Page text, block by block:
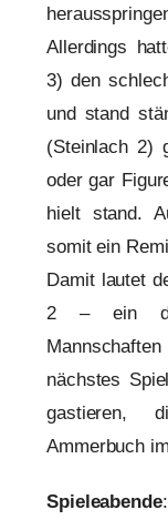
Allerdings
3) den
und stand
(Steinlach 2)
oder gar
hielt stand.
somit ein
Damit lautet
2 – ein
nächstes
gastieren,
Ammerbuch
Spieleabende: